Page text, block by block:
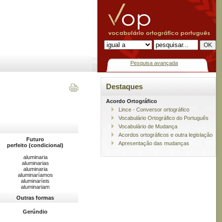
Pesquisa avançada
Futuro
perfeito (condicional)
aluminaria
aluminarias
aluminaria
aluminaríamos
aluminaríeis
aluminariam
Outras formas
Gerúndio
Destaques
Acordo Ortográfico
Lince - Conversor ortográfico
Vocabulário Ortográfico do Português
Vocabulário de Mudança
Acordos ortográficos e outra legislação
Apresentação das mudanças